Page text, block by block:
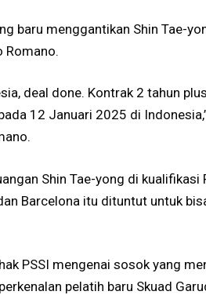
baru menggantikan Shin Tae-
Romano.
deal done. Kontrak 2 tahun
12 Januari 2025 di
Shin Tae-yong di kualifikasi
Barcelona itu dituntut untuk
PSSI mengenai sosok yang
pelatih baru Skuad